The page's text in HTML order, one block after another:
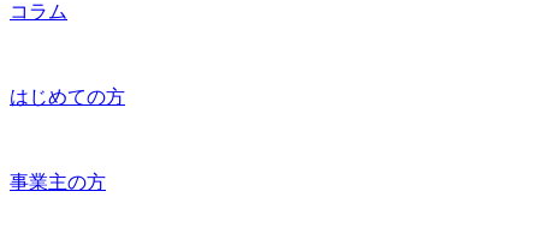
コラム
はじめての方
事業主の方